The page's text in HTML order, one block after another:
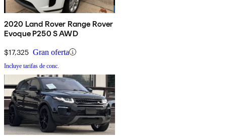
2020 Land Rover Range Rover
Evoque P250 S AWD
$17,325 Gran oferta
Incluye tarifas de conc.